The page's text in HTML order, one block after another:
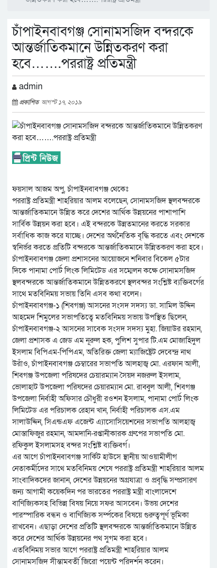
চাঁপাইনবাবগঞ্জ সোনামসজিদ বন্দরকে
আন্তর্জাতিকমানে উন্নিতকরণ করা
হবে…….পররাষ্ট্র প্রতিমন্ত্রী
admin
প্রকাশিত আগস্ট ১৭, ২০১৯
ফয়সাল আজম অপু, চাঁপাইনবাবগঞ্জ থেকেঃ
পররাষ্ট্র প্রতিমন্ত্রী শাহরিয়ার আলম বলেছেন, সোনামসজিদ স্থলবন্দরকে
আন্তর্জাতিকমানে উন্নিত করে দেশের আর্থিক উন্নয়নের পাশাপাশি
সার্বিক উন্নয়ন করা হবে। এই বন্দরকে উন্নতমানের করতে সরকার
সর্বাধিক কাজ করে যাচ্ছে। দেশের অর্থনৈতিক বৃদ্ধি করতে এবং দেশকে
স্বনির্ভর করতে প্রতিটি বন্দরকে আন্তর্জাতিকমানে উন্নিতকরণ করা হবে।
চাঁপাইনবাবগঞ্জ জেলা প্রশাসনের আয়োজনে শনিবার বিকেল ৫টার
দিকে পানামা পোর্ট লিংক লিমিটেড এর সম্মেলন কক্ষে সোনামসজিদ
স্থলবন্দরকে আন্তর্জাতিকমানে উন্নিতকরণে স্থলবন্দর সংশ্লিষ্ট ব্যক্তিবর্গের
সাথে মতবিনিময় সভায় তিনি এসব কথা বলেন।
চাঁপাইনবাবগঞ্জ-১ (শিবগঞ্জ) আসনের সংসদ সদস্য ডা. সামিল উদ্দিন
আহমেদ শিমুলের সভাপতিত্বে মতবিনিময় সভায় উপস্থিত ছিলেন,
চাঁপাইনবাবগঞ্জ-২ আসনের সাবেক সংসদ সদস্য মুহা. জিয়াউর রহমান,
জেলা প্রশাসক এ জেড এম নূরুল হক, পুলিশ সুপার টি.এম মোজাহিদুল
ইসলাম বিপিএম-পিপিএম, অতিরিক্ত জেলা ম্যাজিষ্ট্রেট দেবেন্দ্র নাথ
উরাঁও, চাঁপাইনবাবগঞ্জ চেম্বারের সভাপতি আলহাজ্ব মো. এরফান আলী,
শিবগঞ্জ উপজেলা পরিষদের চেয়ারম্যান সৈয়দ নজরুল ইসলাম,
ভোলাহাট উপজেলা পরিষদের চেয়ারম্যান মো. রাব্বুল আলী, শিবগঞ্জ
উপজেলা নির্বাহী অফিসার চৌধুরী রওশন ইসলাম, পানামা পোর্ট লিংক
লিমিটেড এর পরিচালক রেহান খান, নির্বাহী পরিচালক এস.এম
সালাউদ্দিন, সিএন্ডএফ এজেন্ট এ্যাসোসিয়েশনের সভাপতি আলহাজ্ব
মোস্তাফিজুর রহমান, আমদানি-রপ্তানীকারক গ্রুপের সভাপতি মো.
রফিকুল ইসলামসহ বন্দর সংশ্লিষ্ট ব্যক্তিবর্গ।
এর আগে চাঁপাইনবাবগঞ্জ সার্কিট হাউসে স্থানীয় আওয়ামীলীগ
নেতাকর্মীদের সাথে মতবিনিময় শেষে পররাষ্ট্র প্রতিমন্ত্রী শাহরিয়ার আলম
সাংবাদিকদের জানান, দেশের উন্নয়নের অগ্রযাত্রা ও প্রবৃদ্ধি সম্প্রসারণ
জন্য আগামী কয়েকদিন পর ভারতের পররাষ্ট্র মন্ত্রী বাংলাদেশে
বাণিজ্যিকসহ বিভিন্ন বিষয় নিয়ে সফর আসবেন। উভয় দেশের
পারস্পারিক বন্ধন ও বাণিজ্যিক সর্ম্পকের বিষয়ে গুরুত্বপূর্ণ ভূমিকা
রাখবেন। এছাড়া দেশের প্রতিটি স্থলবন্দরকে আন্তর্জাতিকমানে উন্নিত
করে দেশের আর্থিক উন্নয়নের পথ সুগম করা হবে।
এতবিনিময় সভার আগে পররাষ্ট্র প্রতিমন্ত্রী শাহরিয়ার আলম
সোনামসজিদ সীন্তামবর্তী জিরো পয়েন্ট পরিদর্শন করেন।